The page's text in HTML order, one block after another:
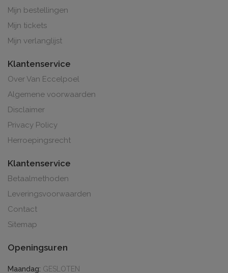
Mijn bestellingen
Mijn tickets
Mijn verlanglijst
Klantenservice
Over Van Eccelpoel
Algemene voorwaarden
Disclaimer
Privacy Policy
Herroepingsrecht
Klantenservice
Betaalmethoden
Leveringsvoorwaarden
Contact
Sitemap
Openingsuren
Maandag: GESLOTEN